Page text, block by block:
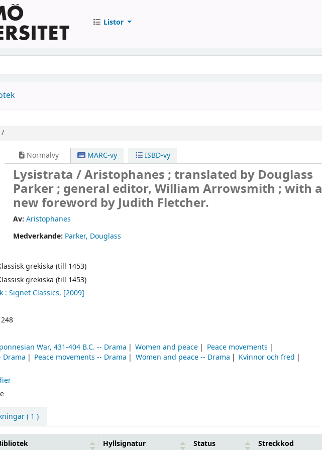
Listor
i katalogen
/
Normalvy MARC-vy ISBD-vy
Lysistrata /Aristophanes ; translated by Douglass
Parker ; general editor, William Arrowsmith ; with a
new foreword by Judith Fletcher.
Av: Aristophanes
Medverkande: Parker, Douglass
grekiska (till 1453)
grekiska (till 1453)
: Signet Classics, [2009]
War, 431-404 B.C. -- Drama Women and peace
Peace movements
Drama
Peace movements -- Drama Women and peace -- Drama
Kvinnor och fred
( 1 )
Hyllsignatur Status Streckkod